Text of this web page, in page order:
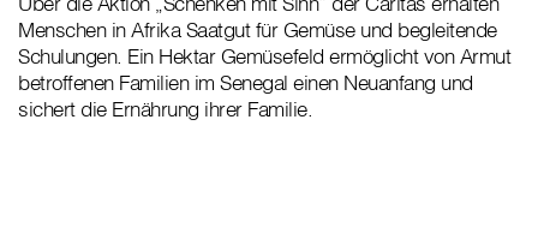
Menschen in Afrika Saatgut für Gemüse und begleitende
Schulungen. Ein Hektar Gemüsefeld ermöglicht von Armut
betroffenen Familien im Senegal einen Neuanfang und
sichert die Ernährung ihrer Familie.